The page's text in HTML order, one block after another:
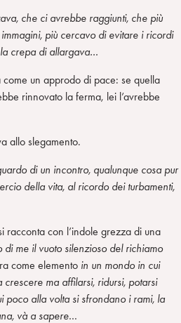
che ci avrebbe raggiunti, che più
più cercavo di evitare i ricordi
crepa di allargava…
un approdo di pace: se quella
rinnovato la ferma, lei l’avrebbe
allo slegamento.
di un incontro, qualunque cosa pur
della vita, al ricordo dei turbamenti,
racconta con l’indole grezza di una
di me il vuoto silenzioso del richiamo
come elemento in un mondo in cui
ma affilarsi, ridursi, potarsi
poco alla volta si sfrondano i rami, la
và a sapere…